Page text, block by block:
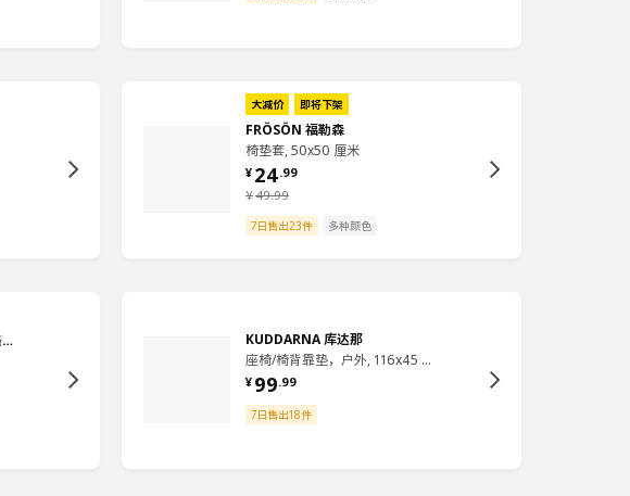
大减价 即将下架
FRÖSÖN 福勒森
椅垫套, 50x50 厘米
¥49.99
¥ 24.99
7日售出23件 多种颜色
FRÖSÖN/DUVHOLMEN 弗洛松／杜霍蒙 KUDDARNA 库达那
座椅/椅背靠垫，户外, 116x45 厘米
¥ 99.99
7日售出18件